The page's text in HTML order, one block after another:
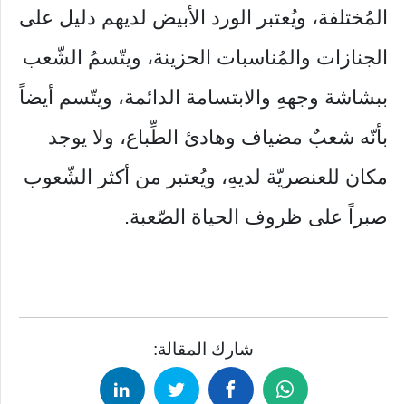
المُختلفة، ويُعتبر الورد الأبيض لديهم دليل على
الجنازات والمُناسبات الحزينة، ويتّسمُ الشّعب
ببشاشة وجههِ والابتسامة الدائمة، ويتّسم أيضاً
بأنّه شعبٌ مضياف وهادئ الطِّباع، ولا يوجد
مكان للعنصريّة لديهِ، ويُعتبر من أكثر الشّعوب
صبراً على ظروف الحياة الصّعبة.
شارك المقالة: